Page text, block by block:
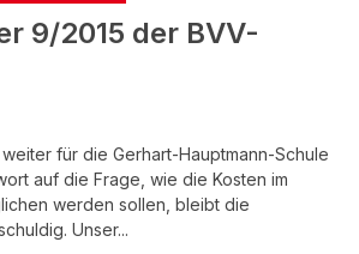
9/2015 der BVV-
für die Gerhart-Hauptmann-Schule
auf die Frage, wie die Kosten im
werden sollen, bleibt die
Unser...